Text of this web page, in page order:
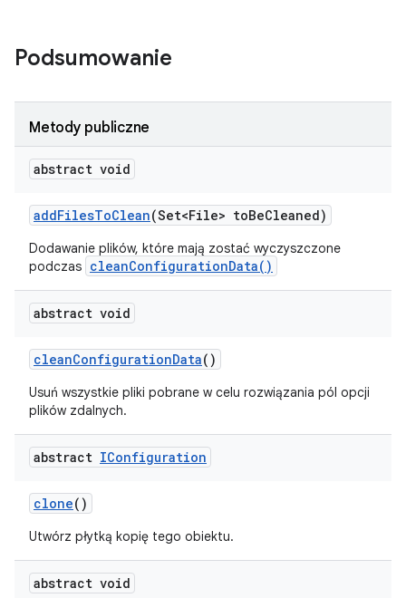
Podsumowanie
Metody publiczne
abstract void
addFilesToClean(Set<File> toBeCleaned)
Dodawanie plików, które mają zostać wyczyszczone
podczas cleanConfigurationData()
abstract void
cleanConfigurationData()
Usuń wszystkie pliki pobrane w celu rozwiązania pól opcji
plików zdalnych.
abstract IConfiguration
clone()
Utwórz płytką kopię tego obiektu.
abstract void